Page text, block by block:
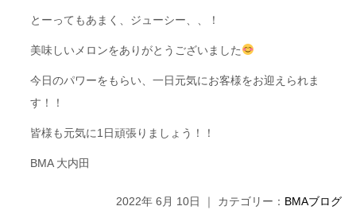
とーってもあまく、ジューシー、、！
美味しいメロンをありがとうございました
今日のパワーをもらい、一日元気にお客様をお迎えられま
す！！
皆様も元気に1日頑張りましょう！！
BMA 大内田
2022年 6月 10日 ｜ カテゴリー： BMAブログ